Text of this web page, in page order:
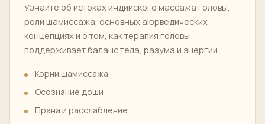
Узнайте об истоках индийского массажа головы,
роли шамиссажа, основных аюрведических
концепциях и о том, как терапия головы
поддерживает баланс тела, разума и энергии.
Корни шамиссажа
Осознание доши
Прана и расслабление